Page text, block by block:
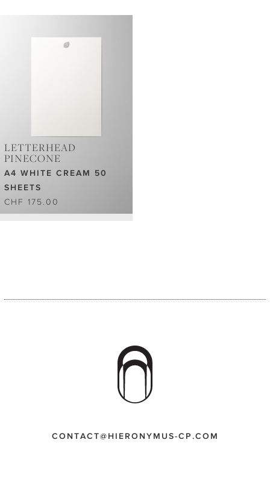
LETTERHEAD
PINECONE
A4 WHITE CREAM 50
SHEETS
CHF 175.00
CONTACT@HIERONYMUS-CP.COM